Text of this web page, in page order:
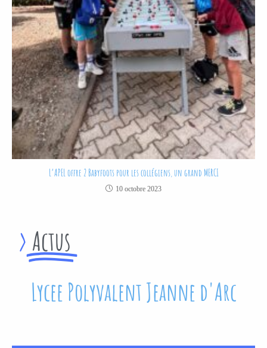
L’APEL offre 2 Babyfoots pour les collégiens, un grand MERCI
10 octobre 2023
> Actus
Lycee Polyvalent Jeanne d'Arc